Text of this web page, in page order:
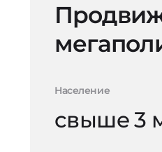
Население
свыше 3